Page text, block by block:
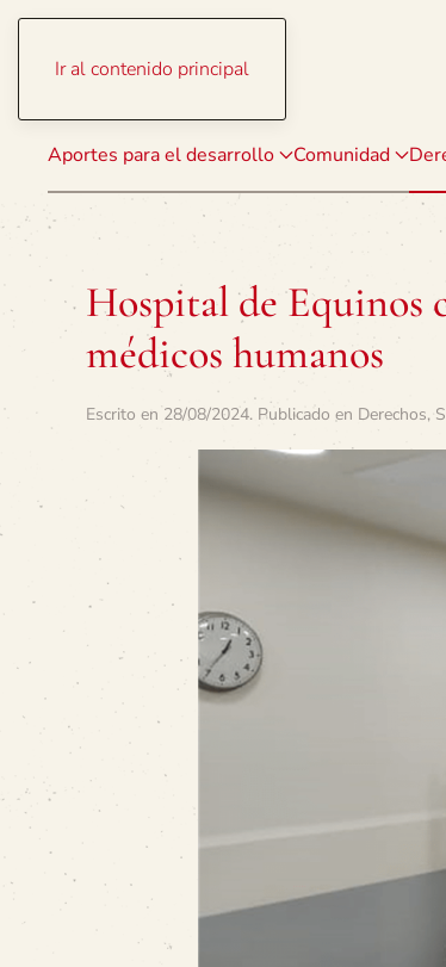
Ir al contenido principal
Aportes para el desarrollo Comunidad
Hospital de Equinos
médicos humanos
Escrito en 28/08/2024. Publicado en Derechos,